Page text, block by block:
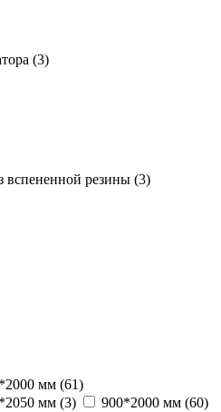
(3)
вспененной резины (3)
мм (61)
мм (3) 900*2000 мм (60)